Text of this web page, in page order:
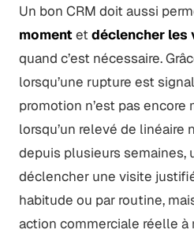
Un bon CRM doit aussi
momentet déclencher les
quand c’est nécessaire.
lorsqu’une rupture est
promotion n’est pas encore
lorsqu’un relevé de linéaire
depuis plusieurs semaines,
déclencher une visite
habitude ou par routine,
action commerciale réelle à